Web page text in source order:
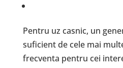
Pentru uz casnic, un
suficient de cele mai
frecventa pentru cei